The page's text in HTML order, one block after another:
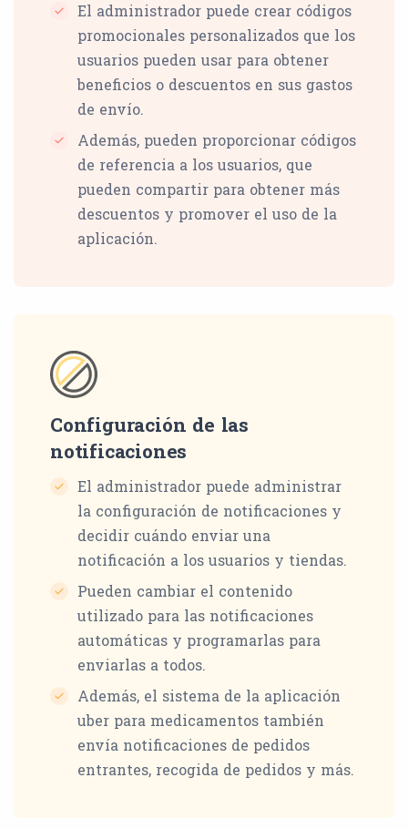
El administrador puede crear códigos
promocionales personalizados que los
usuarios pueden usar para obtener
beneficios o descuentos en sus gastos
de envío.
Además, pueden proporcionar códigos
de referencia a los usuarios, que
pueden compartir para obtener más
descuentos y promover el uso de la
aplicación.
Configuración de las
notificaciones
El administrador puede administrar
la configuración de notificaciones y
decidir cuándo enviar una
notificación a los usuarios y tiendas.
Pueden cambiar el contenido
utilizado para las notificaciones
automáticas y programarlas para
enviarlas a todos.
Además, el sistema de la aplicación
uber para medicamentos también
envía notificaciones de pedidos
entrantes, recogida de pedidos y más.